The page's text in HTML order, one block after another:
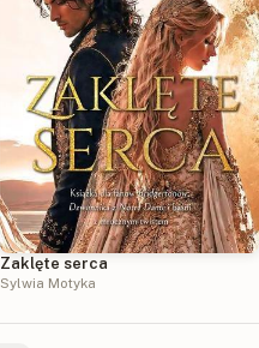
Zaklęte serca
Sylwia Motyka